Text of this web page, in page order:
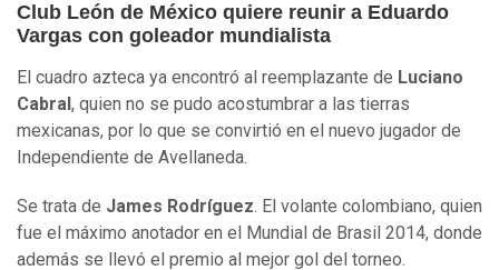
Club León de México quiere reunir a Eduardo
Vargas con goleador mundialista
El cuadro azteca ya encontró al reemplazante de Luciano
Cabral , quien no se pudo acostumbrar a las tierras
mexicanas, por lo que se convirtió en el nuevo jugador de
Independiente de Avellaneda.
Se trata de James Rodríguez. El volante colombiano, quien
fue el máximo anotador en el Mundial de Brasil 2014, donde
además se llevó el premio al mejor gol del torneo.